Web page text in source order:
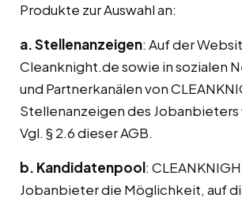
Produkte zur Auswahl an:
a. Stellenanzeigen: Auf der
Cleanknight.de sowie in sozialen
und Partnerkanälen von
Stellenanzeigen des
Vgl. § 2.6 dieser AGB.
b. Kandidatenpool:
Jobanbieter die Möglichkeit, auf